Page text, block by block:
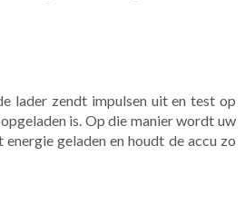
lader zendt impulsen uit en test op
is. Op die manier wordt uw
geladen en houdt de accu zo